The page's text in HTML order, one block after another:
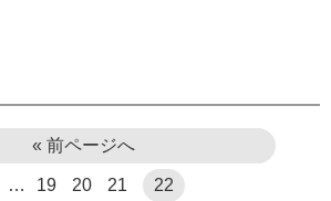
« 前ページへ
… 19 20 21 22